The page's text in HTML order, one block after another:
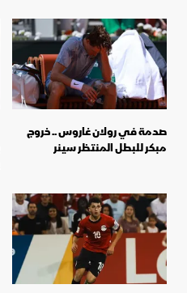
صدمة في رولان غاروس .. خروج
مبكر للبطل المنتظر سينر